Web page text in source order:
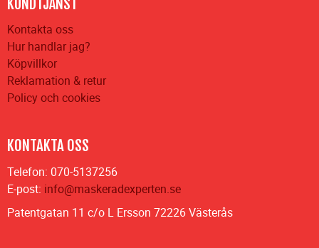
Kontakta oss
Hur handlar jag?
Köpvillkor
Reklamation & retur
Policy och cookies
KONTAKTA OSS
Telefon: 070-5137256
E-post: info@maskeradexperten.se
Patentgatan 11 c/o L Ersson 72226 Västerås